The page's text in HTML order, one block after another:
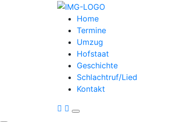
Home
Termine
Umzug
Hofstaat
Geschichte
Schlachtruf/Lied
Kontakt